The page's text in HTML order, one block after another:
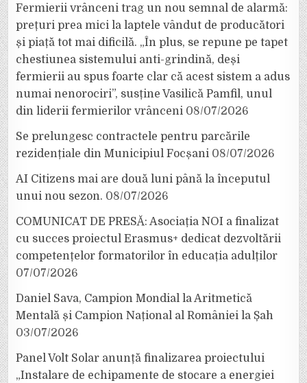
Fermierii vrânceni trag un nou semnal de alarmă:
prețuri prea mici la laptele vândut de producători
și piață tot mai dificilă. „În plus, se repune pe tapet
chestiunea sistemului anti-grindină, deși
fermierii au spus foarte clar că acest sistem a adus
numai nenorociri”, susține Vasilică Pamfil, unul
din liderii fermierilor vrânceni 08/07/2026
Se prelungesc contractele pentru parcările
rezidențiale din Municipiul Focșani 08/07/2026
AI Citizens mai are două luni până la începutul
unui nou sezon. 08/07/2026
COMUNICAT DE PRESĂ: Asociația NOI a finalizat
cu succes proiectul Erasmus+ dedicat dezvoltării
competențelor formatorilor în educația adulților
07/07/2026
Daniel Sava, Campion Mondial la Aritmetică
Mentală și Campion Național al României la Șah
03/07/2026
Panel Volt Solar anunță finalizarea proiectului
„Instalare de echipamente de stocare a energiei